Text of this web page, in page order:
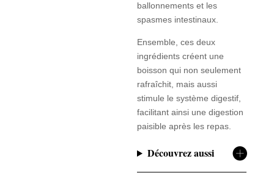
ballonnements et les
spasmes intestinaux.
Ensemble, ces deux
ingrédients créent une
boisson qui non seulement
rafraîchit, mais aussi
stimule le système digestif,
facilitant ainsi une digestion
paisible après les repas.
Découvrez aussi